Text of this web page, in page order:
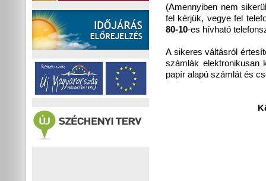
(Amennyiben nem
fel kérjük, vegye fel
80-10-es hívható
A sikeres váltásról
számlák elektronikusan
papír alapú számlát és